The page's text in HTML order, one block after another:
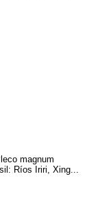
magnum
Ríos Iriri, Xing...